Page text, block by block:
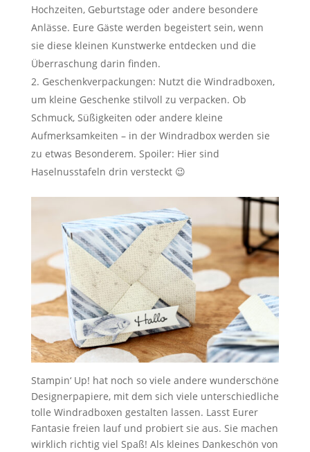
Hochzeiten, Geburtstage oder andere besondere
Anlässe. Eure Gäste werden begeistert sein, wenn
sie diese kleinen Kunstwerke entdecken und die
Überraschung darin finden.
Geschenkverpackungen: Nutzt die Windradboxen,
um kleine Geschenke stilvoll zu verpacken. Ob
Schmuck, Süßigkeiten oder andere kleine
Aufmerksamkeiten – in der Windradbox werden sie
zu etwas Besonderem. Spoiler: Hier sind
Haselnusstafeln drin versteckt 😉
Stampin‘ Up! hat noch so viele andere wunderschöne
Designerpapiere, mit dem sich viele unterschiedliche
tolle Windradboxen gestalten lassen. Lasst Eurer
Fantasie freien lauf und probiert sie aus. Sie machen
wirklich richtig viel Spaß! Als kleines Dankeschön von